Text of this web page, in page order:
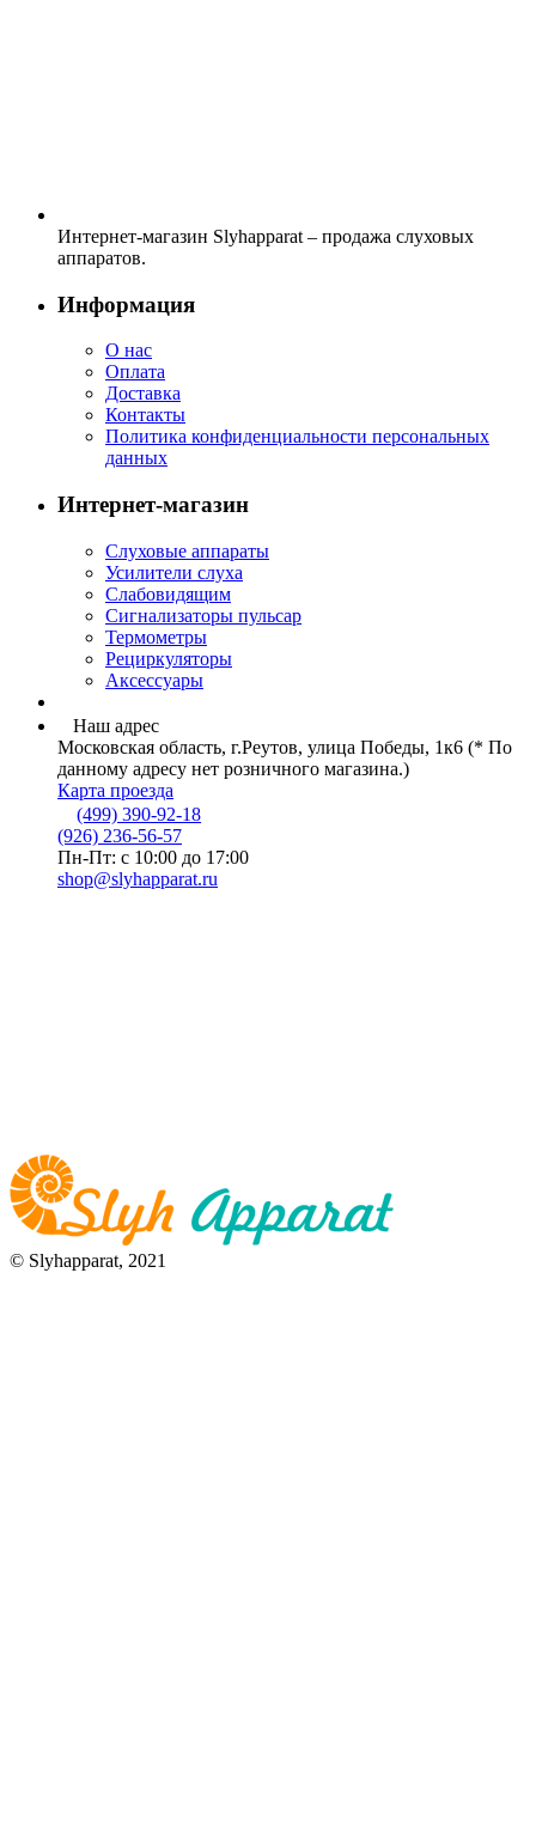
Интернет-магазин Slyhapparat – продажа слуховых
аппаратов.
Информация
О нас
Оплата
Доставка
Контакты
Политика конфиденциальности персональных
данных
Интернет-магазин
Слуховые аппараты
Усилители слуха
Слабовидящим
Сигнализаторы пульсар
Термометры
Рециркуляторы
Аксессуары
Наш адрес
Московская область, г.Реутов, улица Победы, 1к6 (* По
данному адресу нет розничного магазина.)
Карта проезда
(499) 390-92-18
(926) 236-56-57
Пн-Пт: с 10:00 до 17:00
shop@slyhapparat.ru
© Slyhapparat, 2021